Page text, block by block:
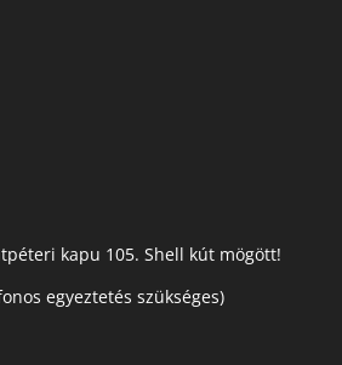
kapu 105. Shell kút mögött!
egyeztetés szükséges)